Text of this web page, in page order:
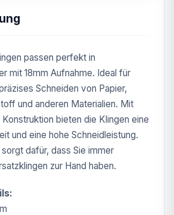
passen perfekt in
mit 18mm Aufnahme. Ideal für
Schneiden von Papier,
und anderen Materialien. Mit
bieten die Klingen eine
und eine hohe Schneidleistung.
dafür, dass Sie immer
zur Hand haben.